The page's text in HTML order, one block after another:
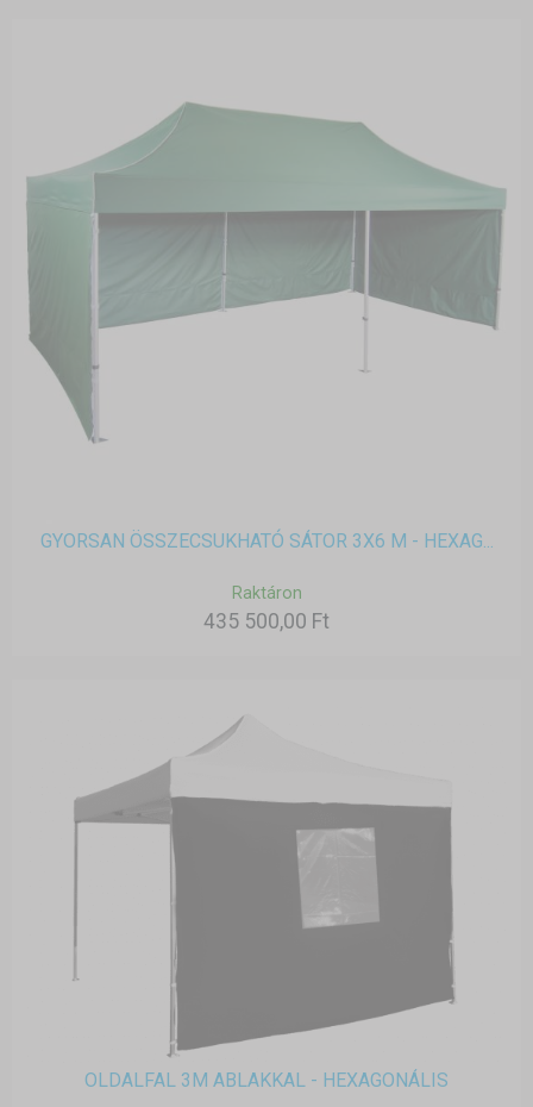
GYORSAN ÖSSZECSUKHATÓ SÁTOR 3X6 M - HEXAG...
Raktáron
435 500,00 Ft
OLDALFAL 3M ABLAKKAL - HEXAGONÁLIS